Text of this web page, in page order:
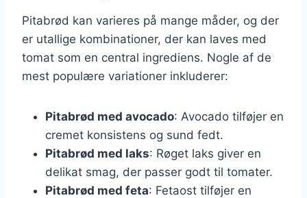
Pitabrød kan varieres på mange måder, og der
er utallige kombinationer, der kan laves med
tomat som en central ingrediens. Nogle af de
mest populære variationer inkluderer:
Pitabrød med avocado: Avocado tilføjer en
cremet konsistens og sund fedt.
Pitabrød med laks: Røget laks giver en
delikat smag, der passer godt til tomater.
Pitabrød med feta: Fetaost tilføjer en